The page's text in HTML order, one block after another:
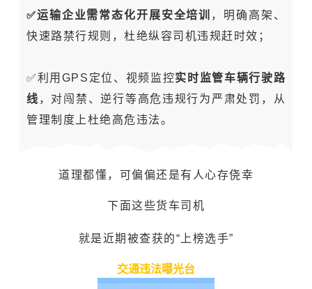
✅运输企业需常态化开展安全培训 ，明确高架、
快速路禁行规则，杜绝纵容司机违规赶时效；
✅利用GPS定位、视频监控实时监管车辆行驶路
线 ，对闯禁、逆行等高危违规行为严肃处罚，从
管理制度上杜绝高危违法。
道理都懂，可偏偏还是有人心存侥幸
下面这些货车司机
就是近期被查获的“上榜选手”
交通违法曝光台